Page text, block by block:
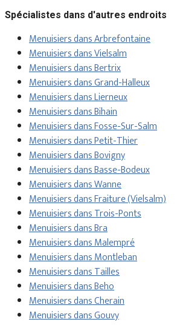
Spécialistes dans d'autres endroits
Menuisiers dans Arbrefontaine
Menuisiers dans Vielsalm
Menuisiers dans Bertrix
Menuisiers dans Grand-Halleux
Menuisiers dans Lierneux
Menuisiers dans Bihain
Menuisiers dans Fosse-Sur-Salm
Menuisiers dans Petit-Thier
Menuisiers dans Bovigny
Menuisiers dans Basse-Bodeux
Menuisiers dans Wanne
Menuisiers dans Fraiture (Vielsalm)
Menuisiers dans Trois-Ponts
Menuisiers dans Bra
Menuisiers dans Malempré
Menuisiers dans Montleban
Menuisiers dans Tailles
Menuisiers dans Beho
Menuisiers dans Cherain
Menuisiers dans Gouvy